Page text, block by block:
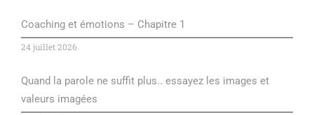
Coaching et émotions – Chapitre 1
24 juillet 2026
Quand la parole ne suffit plus.. essayez les images et
valeurs imagées